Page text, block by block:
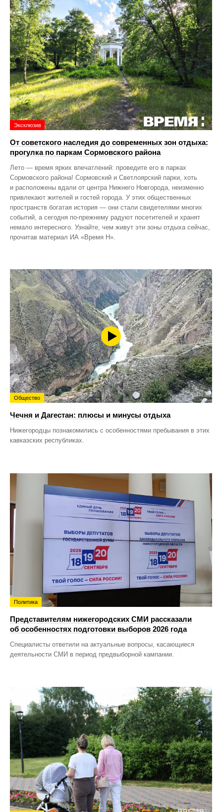
Эксклюзив
От советского наследия до современных зон отдыха:
прогулка по паркам Сормовского района
Лето — время ярких впечатлений: проведите его в парках
Сормовского района! Сормовский и Светлоярский парки, хоть
и расположены вдали от центра Нижнего Новгорода, неизменно
привлекают жителей и гостей города. У этих общественных
пространств богатая история — они стали свидетелями многих
событий, а сегодня по‑прежнему радуют посетителей и хранят
немало интересного. Узнайте, чем живут эти зоны отдыха сейчас,
прочитав материал ИА «Время Н».
Общество
Чечня и Дагестан: плюсы и минусы отдыха
Нижегородцы познакомились с особенностями пребывания в этих
кавказских республиках.
Политика
Представителям нижегородских СМИ рассказали
об особенностях подготовки выборов 2026 года
Специалисты ответили на актуальные вопросы, касающиеся
деятельности СМИ в период предвыборной кампании.